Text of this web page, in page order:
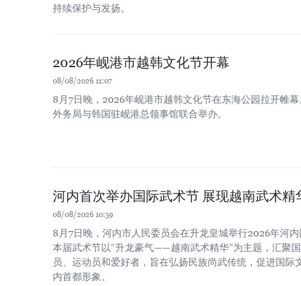
持续保护与发扬。
2026年岘港市越韩文化节开幕
08/08/2026 11:07
8月7日晚，2026年岘港市越韩文化节在东海公园拉开帷
外务局与韩国驻岘港总领事馆联合举办。
河内首次举办国际武术节 展现越南武术精
08/08/2026 10:59
8月7日晚，河内市人民委员会在升龙皇城举行2026年河内
本届武术节以“升龙豪气——越南武术精华”为主题，汇聚
员、运动员和爱好者，旨在弘扬民族尚武传统，促进国际
内首都形象。